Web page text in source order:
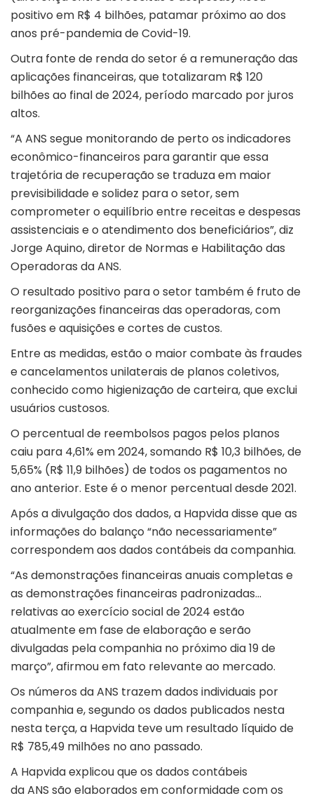
positivo em R$ 4 bilhões, patamar próximo ao dos
anos pré-pandemia de Covid-19.
Outra fonte de renda do setor é a remuneração das
aplicações financeiras, que totalizaram R$ 120
bilhões ao final de 2024, período marcado por juros
altos.
“A ANS segue monitorando de perto os indicadores
econômico-financeiros para garantir que essa
trajetória de recuperação se traduza em maior
previsibilidade e solidez para o setor, sem
comprometer o equilíbrio entre receitas e despesas
assistenciais e o atendimento dos beneficiários”, diz
Jorge Aquino, diretor de Normas e Habilitação das
Operadoras da ANS.
O resultado positivo para o setor também é fruto de
reorganizações financeiras das operadoras, com
fusões e aquisições e cortes de custos.
Entre as medidas, estão o maior combate às fraudes
e cancelamentos unilaterais de planos coletivos,
conhecido como higienização de carteira, que exclui
usuários custosos.
O percentual de reembolsos pagos pelos planos
caiu para 4,61% em 2024, somando R$ 10,3 bilhões, de
5,65% (R$ 11,9 bilhões) de todos os pagamentos no
ano anterior. Este é o menor percentual desde 2021.
Após a divulgação dos dados, a Hapvida disse que as
informações do balanço “não necessariamente”
correspondem aos dados contábeis da companhia.
“As demonstrações financeiras anuais completas e
as demonstrações financeiras padronizadas…
relativas ao exercício social de 2024 estão
atualmente em fase de elaboração e serão
divulgadas pela companhia no próximo dia 19 de
março”, afirmou em fato relevante ao mercado.
Os números da ANS trazem dados individuais por
companhia e, segundo os dados publicados nesta
nesta terça, a Hapvida teve um resultado líquido de
R$ 785,49 milhões no ano passado.
A Hapvida explicou que os dados contábeis
da ANS são elaborados em conformidade com os